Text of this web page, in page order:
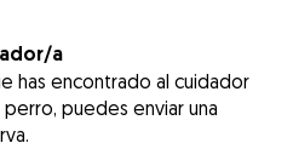
a
has encontrado al cuidador
puedes enviar una